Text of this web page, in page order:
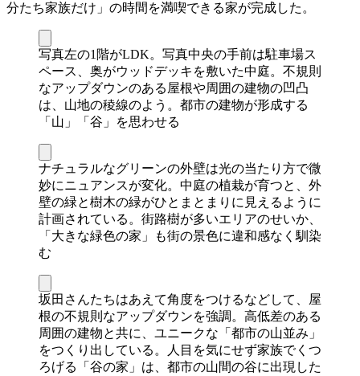
分たち家族だけ」の時間を満喫できる家が完成した。
写真左の1階がLDK。写真中央の手前は駐車場ス
ペース、奥がウッドデッキを敷いた中庭。不規則
なアップダウンのある屋根や周囲の建物の凹凸
は、山地の稜線のよう。都市の建物が形成する
「山」「谷」を思わせる
ナチュラルなグリーンの外壁は光の当たり方で微
妙にニュアンスが変化。中庭の植栽が育つと、外
壁の緑と樹木の緑がひとまとまりに見えるように
計画されている。街路樹が多いエリアのせいか、
「大きな緑色の家」も街の景色に違和感なく馴染
む
坂田さんたちはあえて角度をつけるなどして、屋
根の不規則なアップダウンを強調。高低差のある
周囲の建物と共に、ユニークな「都市の山並み」
をつくり出している。人目を気にせず家族でくつ
ろげる「谷の家」は、都市の山間の谷に出現した